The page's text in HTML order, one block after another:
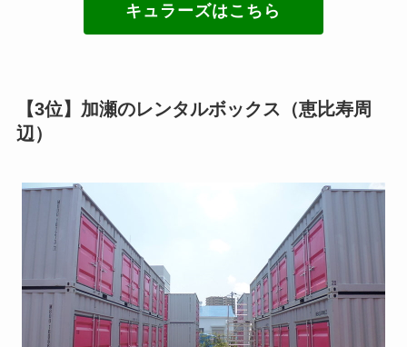
キュラーズはこちら
【3位】加瀬のレンタルボックス（恵比寿周
辺）